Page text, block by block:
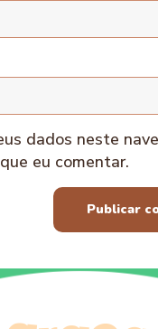
dados neste
eu comentar.